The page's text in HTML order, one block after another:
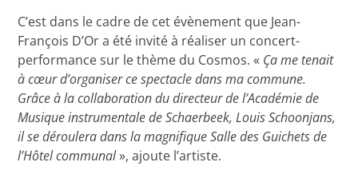
C’est dans le cadre de cet évènement que Jean-
François D’Or a été invité à réaliser un concert-
performance sur le thème du Cosmos. « Ça me tenait
à cœur d’organiser ce spectacle dans ma commune.
Grâce à la collaboration du directeur de l’Académie de
Musique instrumentale de Schaerbeek, Louis Schoonjans,
il se déroulera dans la magnifique Salle des Guichets de
l’Hôtel communal», ajoute l’artiste.